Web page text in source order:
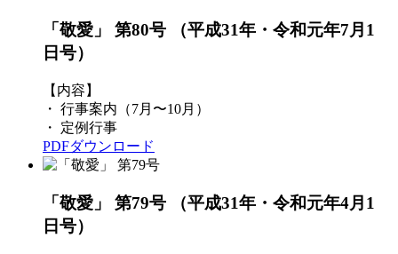
「敬愛」 第80号
（平成31年・令和元年7月1
日号）
【内容】
・ 行事案内（7月〜10月）
・ 定例行事
PDFダウンロード
「敬愛」 第79号
（平成31年・令和元年4月1
日号）